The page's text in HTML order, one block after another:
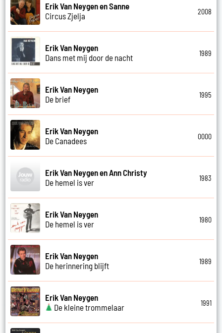
Erik Van Neygen en Sanne
Circus Zjelja
2008
Erik Van Neygen
Dans met mij door de nacht
1989
Erik Van Neygen
De brief
1995
Erik Van Neygen
De Canadees
0000
Erik Van Neygen en Ann Christy
De hemel is ver
1983
Erik Van Neygen
De hemel is ver
1980
Erik Van Neygen
De herinnering blijft
1989
Erik Van Neygen
De kleine trommelaar
1991